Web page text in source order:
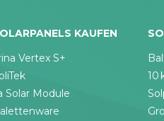
KAUFEN
Vertex S+
Solar Module
10